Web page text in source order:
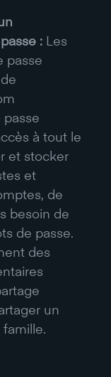
: Les
passe
passe
à tout le
et stocker
et
de
besoin de
de passe.
des
un